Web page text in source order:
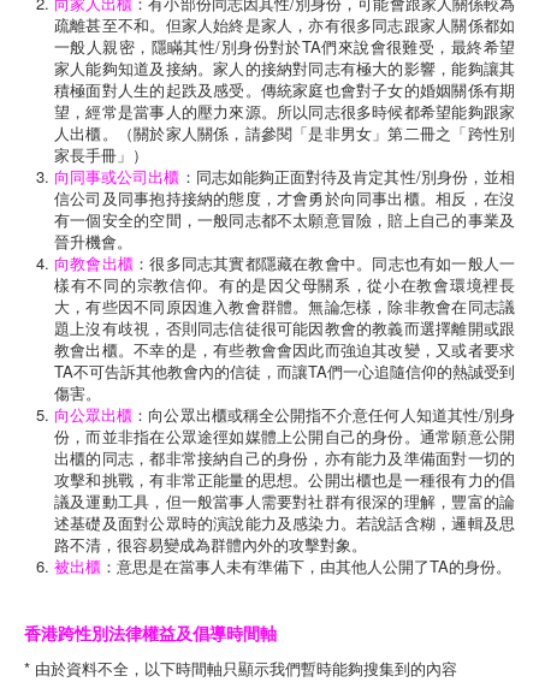
疏離甚至不和。但家人始終是家人，亦有很多同志跟家人關係都如
一般人親密，隱瞞其性/別身份對於TA們來說會很難受，最終希望
家人能夠知道及接納。家人的接納對同志有極大的影響，能夠讓其
積極面對人生的起跌及感受。傳統家庭也會對子女的婚姻關係有期
望，經常是當事人的壓力來源。所以同志很多時候都希望能夠跟家
人出櫃。（關於家人關係，請參閱「是非男女」第二冊之「跨性別
家長手冊」）
向同事或公司出櫃 ：同志如能夠正面對待及肯定其性/別身份，並相
信公司及同事抱持接納的態度，才會勇於向同事出櫃。相反，在沒
有一個安全的空間，一般同志都不太願意冒險，賠上自己的事業及
晉升機會。
向教會出櫃 ：很多同志其實都隱藏在教會中。同志也有如一般人一
樣有不同的宗教信仰。有的是因父母關系，從小在教會環境裡長
大，有些因不同原因進入教會群體。無論怎樣，除非教會在同志議
題上沒有歧視，否則同志信徒很可能因教會的教義而選擇離開或跟
教會出櫃。不幸的是，有些教會會因此而強迫其改變，又或者要求
TA不可告訴其他教會內的信徒，而讓TA們一心追隨信仰的熱誠受到
傷害。
向公眾出櫃 ：向公眾出櫃或稱全公開指不介意任何人知道其性/別身
份，而並非指在公眾途徑如媒體上公開自己的身份。通常願意公開
出櫃的同志，都非常接納自己的身份，亦有能力及準備面對一切的
攻擊和挑戰，有非常正能量的思想。公開出櫃也是一種很有力的倡
議及運動工具，但一般當事人需要對社群有很深的理解，豐富的論
述基礎及面對公眾時的演說能力及感染力。若說話含糊，邏輯及思
路不清，很容易變成為群體內外的攻擊對象。
被出櫃 ：意思是在當事人未有準備下，由其他人公開了TA的身份。
香港跨性別法律權益及倡導時間軸
* 由於資料不全，以下時間軸只顯示我們暫時能夠搜集到的內容